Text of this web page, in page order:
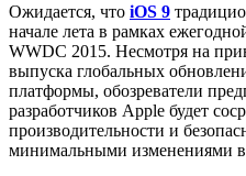
Ожидается, что iOS 9
начале лета в рамках
WWDC 2015. Несмотря на
выпуска глобальных
платформы, обозреватели
разработчиков Apple будет
производительности и
минимальными изменениями в